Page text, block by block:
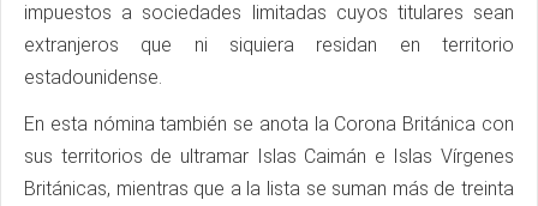
impuestos a sociedades limitadas cuyos titulares sean
extranjeros que ni siquiera residan en territorio
estadounidense.
En esta nómina también se anota la Corona Británica con
sus territorios de ultramar Islas Caimán e Islas Vírgenes
Británicas, mientras que a la lista se suman más de treinta